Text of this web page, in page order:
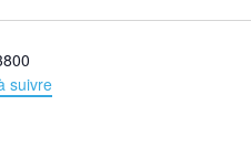
suivre